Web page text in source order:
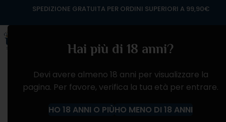
Hai più di 18 anni?
Devi avere almeno 18 anni per visualizzare la
pagina. Per favore, verifica la tua età per entrare.
HO 18 ANNI O PIÙHO MENO DI 18 ANNI
SPEDIZIONE GRATUITA PER ORDINI SUPERIORI A 99,90€